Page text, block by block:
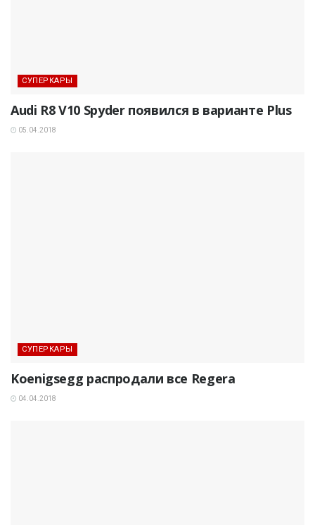
СУПЕРКАРЫ
Audi R8 V10 Spyder появился в варианте Plus
05.04.2018
СУПЕРКАРЫ
Koenigsegg распродали все Regera
04.04.2018